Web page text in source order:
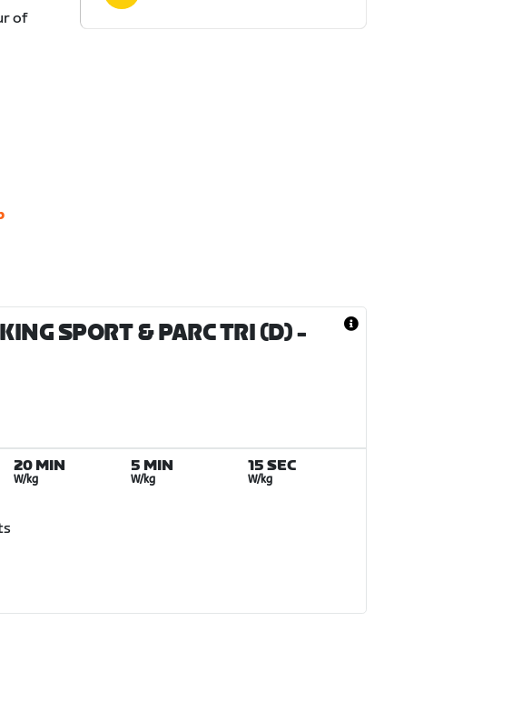
of
SPORT & PARC TRI (D)-
20 MIN
W/kg
5 MIN
W/kg
15 SEC
W/kg